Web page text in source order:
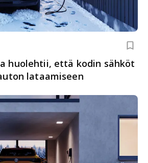
huolehtii, että kodin sähköt
lataamiseen